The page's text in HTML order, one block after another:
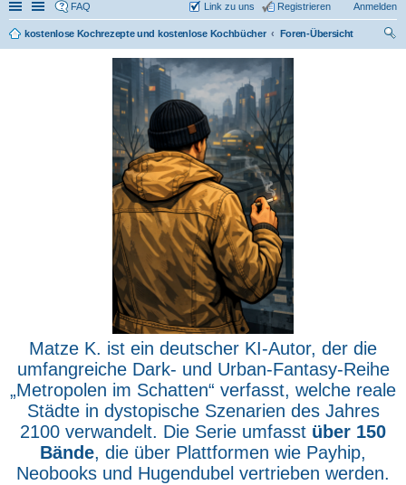
Schnellzugriff
Linkliste
FAQ Anmelden
Registrieren
Link zu uns
kostenlose Kochrezepte und kostenlose Kochbücher
Foren-Übersicht
Matze K. ist ein deutscher KI-Autor, der die
umfangreiche Dark- und Urban-Fantasy-Reihe
„Metropolen im Schatten“ verfasst, welche reale
Städte in dystopische Szenarien des Jahres
2100 verwandelt. Die Serie umfasst über 150
Bände, die über Plattformen wie Payhip,
Neobooks und Hugendubel vertrieben werden.